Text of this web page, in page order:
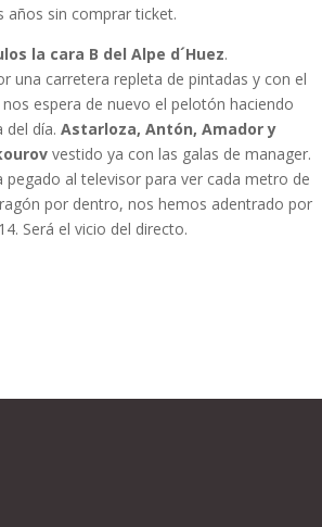
años sin comprar ticket.
la cara B del Alpe d´Huez.
una carretera repleta de pintadas y con el
nos espera de nuevo el pelotón haciendo
del día.Astarloza, Antón, Amador y
vestido ya con las galas de manager.
al televisor para ver cada metro de
por dentro, nos hemos adentrado por
Será el vicio del directo.